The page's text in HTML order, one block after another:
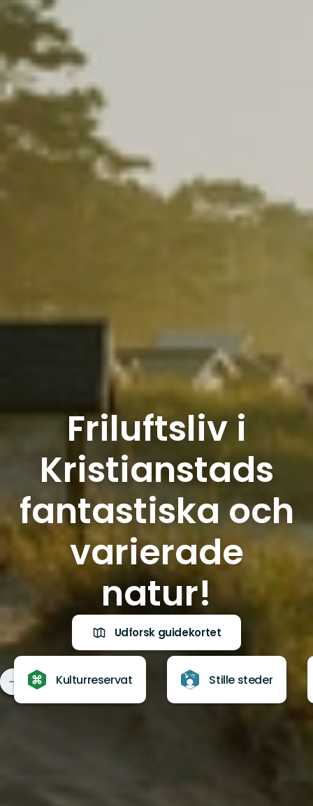
Friluftsliv i
Kristianstads
fantastiska och
varierade
natur!
Udforsk guidekortet
Kulturreservat Stille steder